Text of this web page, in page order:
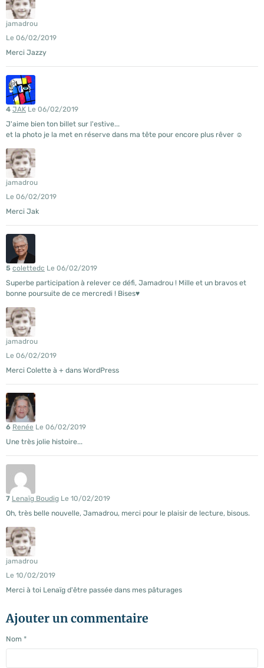
jamadrou
Le 06/02/2019
Merci Jazzy
4 JAK Le 06/02/2019
J'aime bien ton billet sur l'estive...
et la photo je la met en réserve dans ma tête pour encore plus rêver ☺
jamadrou
Le 06/02/2019
Merci Jak
5 colettedc Le 06/02/2019
Superbe participation à relever ce défi, Jamadrou ! Mille et un bravos et
bonne poursuite de ce mercredi ! Bises♥
jamadrou
Le 06/02/2019
Merci Colette à + dans WordPress
6 Renée Le 06/02/2019
Une très jolie histoire...
7 Lenaïg Boudig Le 10/02/2019
Oh, très belle nouvelle, Jamadrou, merci pour le plaisir de lecture, bisous.
jamadrou
Le 10/02/2019
Merci à toi Lenaïg d'être passée dans mes pâturages
Ajouter un commentaire
Nom